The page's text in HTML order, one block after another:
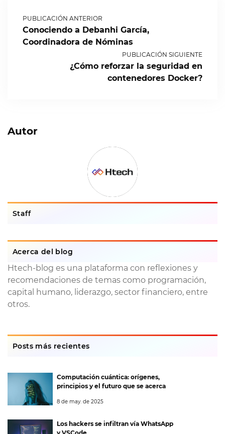
PUBLICACIÓN ANTERIOR
Conociendo a Debanhi García,
Coordinadora de Nóminas
PUBLICACIÓN SIGUIENTE
¿Cómo reforzar la seguridad en
contenedores Docker?
Autor
Staff
Acerca del blog
Htech-blog es una plataforma con reflexiones y
recomendaciones de temas como programación,
capital humano, liderazgo, sector financiero, entre
otros.
Posts más recientes
Computación cuántica: orígenes,
principios y el futuro que se acerca
8 de may. de 2025
Los hackers se infiltran vía WhatsApp